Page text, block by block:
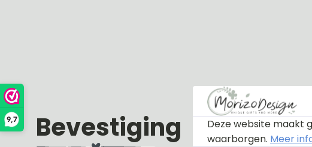
9,7 Bevestiging
Deze website maakt
waarborgen. Meer